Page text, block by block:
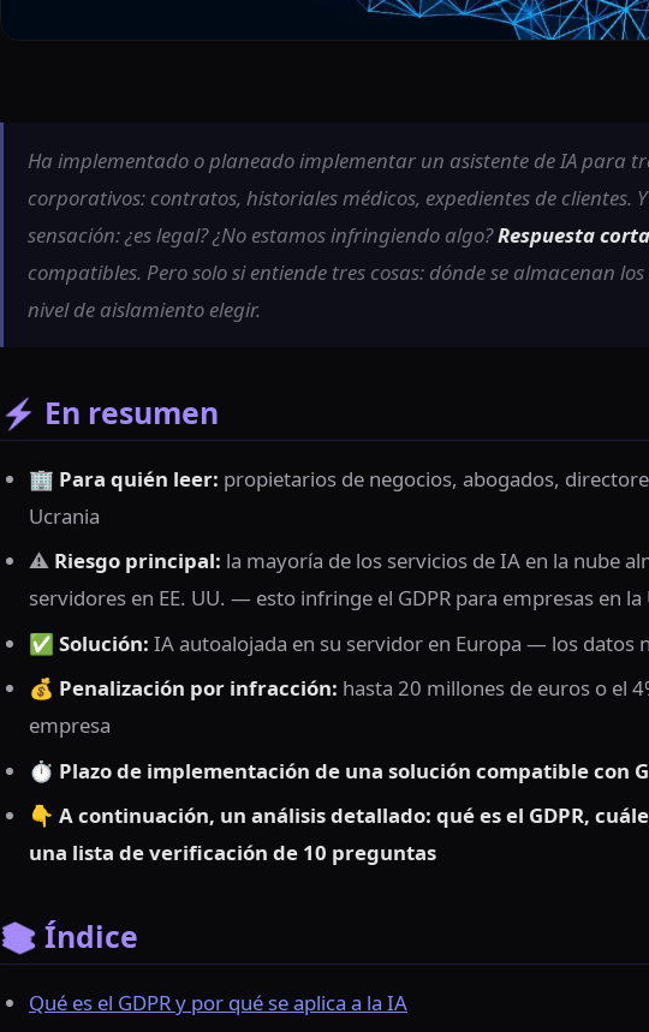
Ha implementado o planeado implementar un asistente de IA para
corporativos: contratos, historiales médicos, expedientes de clientes.
sensación: ¿es legal? ¿No estamos infringiendo algo?Respuesta
compatibles. Pero solo si entiende tres cosas: dónde se almacenan
nivel de aislamiento elegir.
⚡ En resumen
🏢 Para quién leer: propietarios de negocios, abogados,
Ucrania
⚠️ Riesgo principal: la mayoría de los servicios de IA en la nube
servidores en EE. UU. — esto infringe el GDPR para empresas en la
✅ Solución: IA autoalojada en su servidor en Europa — los datos
💰 Penalización por infracción: hasta 20 millones de euros o el
empresa
⏱ Plazo de implementación de una solución compatible con
👇 A continuación, un análisis detallado: qué es el GDPR,
una lista de verificación de 10 preguntas
📚 Índice
Qué es el GDPR y por qué se aplica a la IA